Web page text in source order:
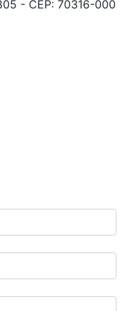
- CEP: 70316-000